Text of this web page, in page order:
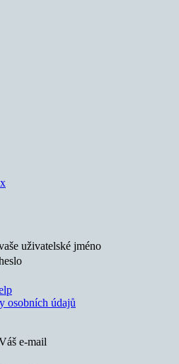
uživatelské jméno
osobních údajů
e-mail